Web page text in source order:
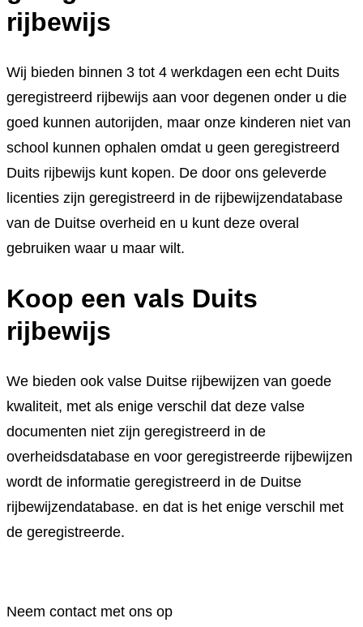
rijbewijs
Wij bieden binnen 3 tot 4 werkdagen een echt Duits
geregistreerd rijbewijs aan voor degenen onder u die
goed kunnen autorijden, maar onze kinderen niet van
school kunnen ophalen omdat u geen geregistreerd
Duits rijbewijs kunt kopen. De door ons geleverde
licenties zijn geregistreerd in de rijbewijzendatabase
van de Duitse overheid en u kunt deze overal
gebruiken waar u maar wilt.
Koop een vals Duits
rijbewijs
We bieden ook valse Duitse rijbewijzen van goede
kwaliteit, met als enige verschil dat deze valse
documenten niet zijn geregistreerd in de
overheidsdatabase en voor geregistreerde rijbewijzen
wordt de informatie geregistreerd in de Duitse
rijbewijzendatabase. en dat is het enige verschil met
de geregistreerde.
Neem contact met ons op